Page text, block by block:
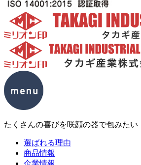
たくさんの喜びを咲顔の器で包みたい
選ばれる理由
商品情報
企業情報